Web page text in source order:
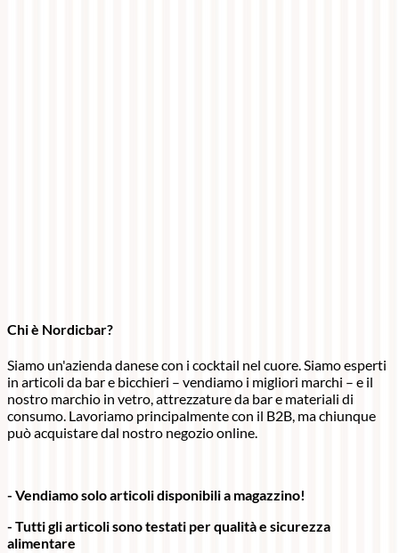
Chi è Nordicbar?
Siamo un'azienda danese con i cocktail nel cuore. Siamo esperti
in articoli da bar e bicchieri – vendiamo i migliori marchi – e il
nostro marchio in vetro, attrezzature da bar e materiali di
consumo. Lavoriamo principalmente con il B2B, ma chiunque
può acquistare dal nostro negozio online.
- Vendiamo solo articoli disponibili a magazzino!
- Tutti gli articoli sono testati per qualità e sicurezza
alimentare